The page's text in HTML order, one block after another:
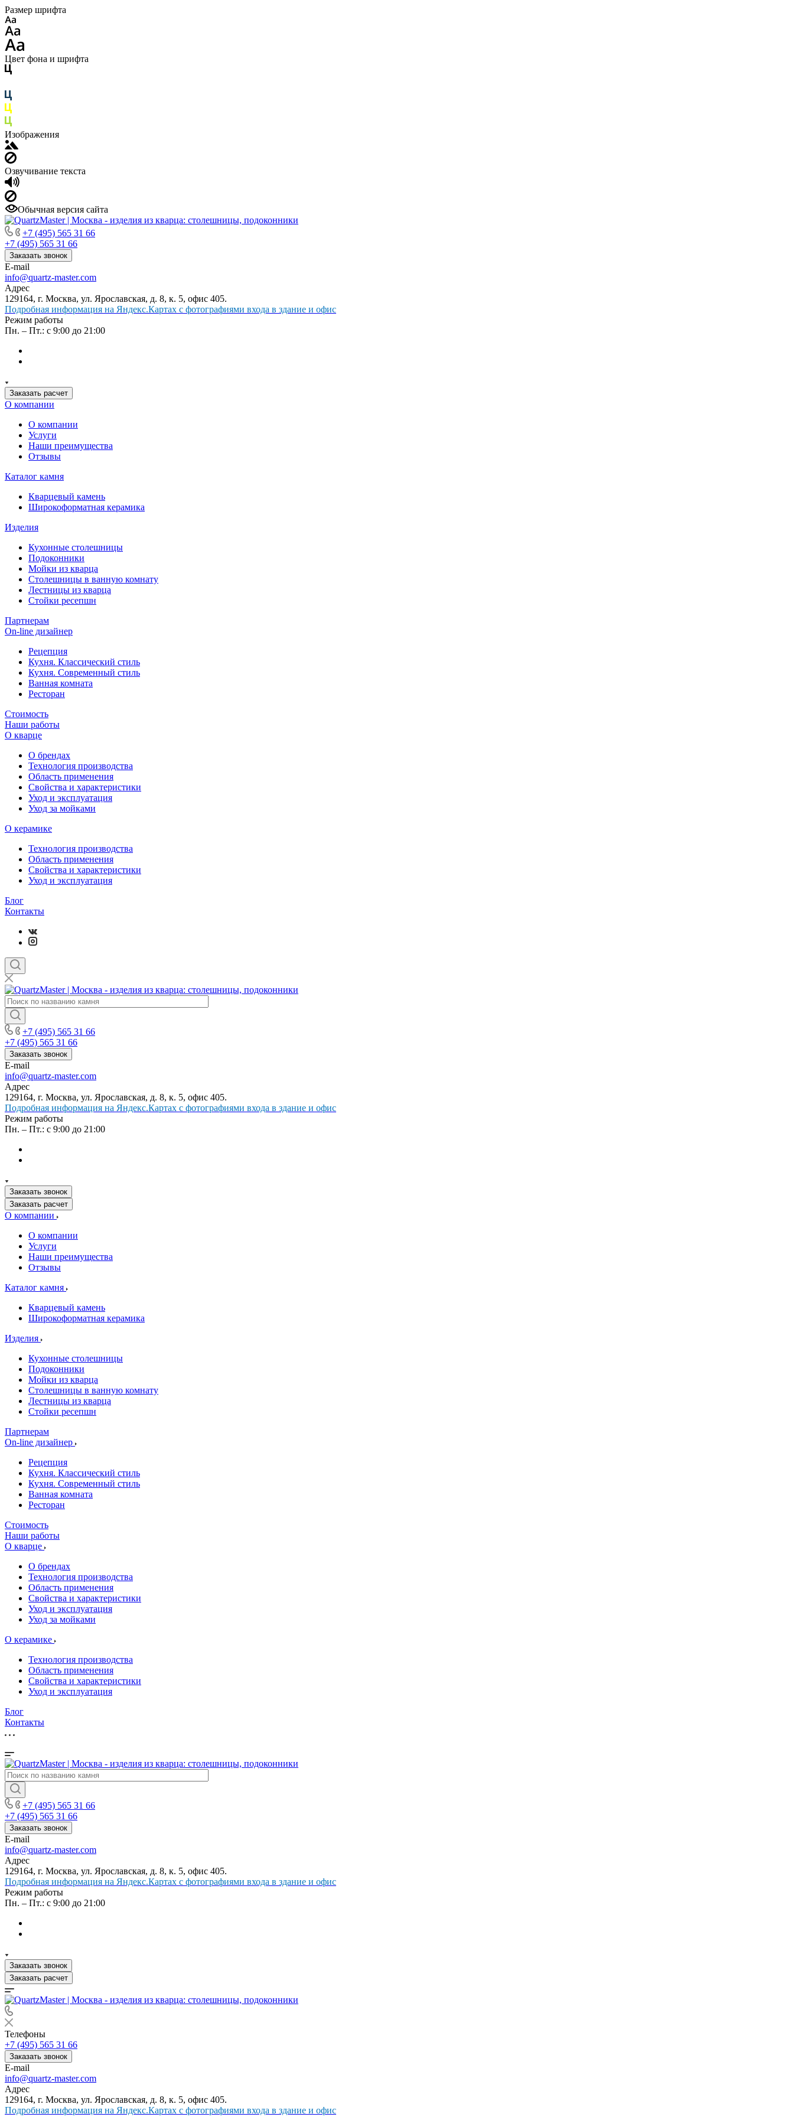
Размер шрифта
Цвет фона и шрифта
Изображения
Озвучивание текста
Обычная версия сайта
+7 (495) 565 31 66
+7 (495) 565 31 66
Заказать звонок
E-mail
info@quartz-master.com
Адрес
129164, г. Москва, ул. Ярославская, д. 8, к. 5, офис 405.
Подробная информация на Яндекс.Картах с фотографиями входа в здание и офис
Режим работы
Пн. – Пт.: с 9:00 до 21:00
Заказать расчет
О компании
О компании
Услуги
Наши преимущества
Отзывы
Каталог камня
Кварцевый камень
Широкоформатная керамика
Изделия
Кухонные столешницы
Подоконники
Мойки из кварца
Столешницы в ванную комнату
Лестницы из кварца
Стойки ресепшн
Партнерам
On-line дизайнер
Рецепция
Кухня. Классический стиль
Кухня. Современный стиль
Ванная комната
Ресторан
Стоимость
Наши работы
О кварце
О брендах
Технология производства
Область применения
Свойства и характеристики
Уход и эксплуатация
Уход за мойками
О керамике
Технология производства
Область применения
Свойства и характеристики
Уход и эксплуатация
Блог
Контакты
+7 (495) 565 31 66
+7 (495) 565 31 66
Заказать звонок
E-mail
info@quartz-master.com
Адрес
129164, г. Москва, ул. Ярославская, д. 8, к. 5, офис 405.
Подробная информация на Яндекс.Картах с фотографиями входа в здание и офис
Режим работы
Пн. – Пт.: с 9:00 до 21:00
Заказать звонок
Заказать расчет
О компании
О компании
Услуги
Наши преимущества
Отзывы
Каталог камня
Кварцевый камень
Широкоформатная керамика
Изделия
Кухонные столешницы
Подоконники
Мойки из кварца
Столешницы в ванную комнату
Лестницы из кварца
Стойки ресепшн
Партнерам
On-line дизайнер
Рецепция
Кухня. Классический стиль
Кухня. Современный стиль
Ванная комната
Ресторан
Стоимость
Наши работы
О кварце
О брендах
Технология производства
Область применения
Свойства и характеристики
Уход и эксплуатация
Уход за мойками
О керамике
Технология производства
Область применения
Свойства и характеристики
Уход и эксплуатация
Блог
Контакты
+7 (495) 565 31 66
+7 (495) 565 31 66
Заказать звонок
E-mail
info@quartz-master.com
Адрес
129164, г. Москва, ул. Ярославская, д. 8, к. 5, офис 405.
Подробная информация на Яндекс.Картах с фотографиями входа в здание и офис
Режим работы
Пн. – Пт.: с 9:00 до 21:00
Заказать звонок
Заказать расчет
Телефоны
+7 (495) 565 31 66
Заказать звонок
E-mail
info@quartz-master.com
Адрес
129164, г. Москва, ул. Ярославская, д. 8, к. 5, офис 405.
Подробная информация на Яндекс.Картах с фотографиями входа в здание и офис